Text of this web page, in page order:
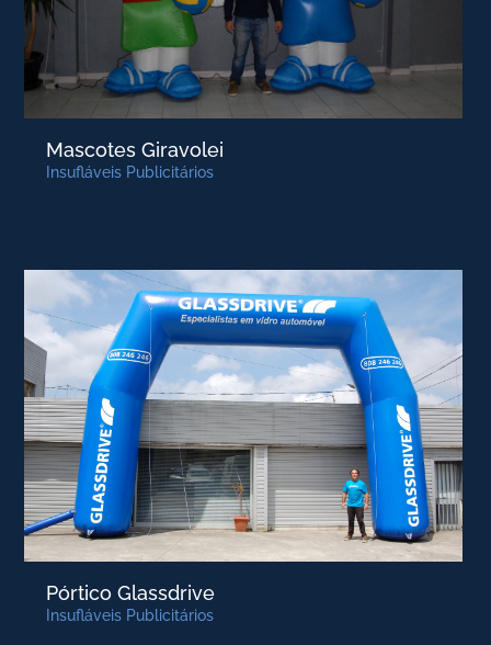
Mascotes Giravolei
Insufláveis Publicitários
Pórtico Glassdrive
Insufláveis Publicitários